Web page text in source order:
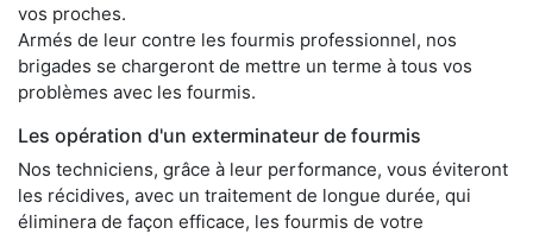
vos proches.
Armés de leur contre les fourmis professionnel, nos
brigades se chargeront de mettre un terme à tous vos
problèmes avec les fourmis.
Les opération d'un exterminateur de fourmis
Nos techniciens, grâce à leur performance, vous éviteront
les récidives, avec un traitement de longue durée, qui
éliminera de façon efficace, les fourmis de votre